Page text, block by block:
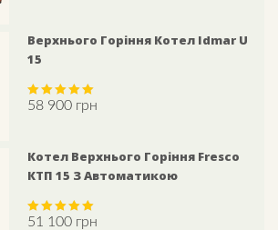
Верхнього Горіння Котел Idmar U
15
Rated5.00
58 900 грн
Котел Верхнього Горіння Fresco
КТП 15 З Автоматикою
Rated5.00
51 100 грн